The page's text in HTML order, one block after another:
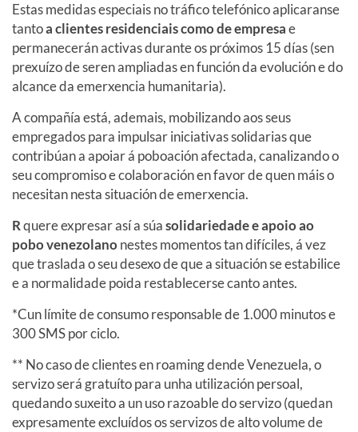
Estas medidas especiais no tráfico telefónico aplicaranse
tantoa clientes residenciais como de empresae
permanecerán activas durante os próximos 15 días (sen
prexuízo de seren ampliadas en función da evolución e do
alcance da emerxencia humanitaria).
A compañía está, ademais, mobilizando aos seus
empregados para impulsar iniciativas solidarias que
contribúan a apoiar á poboación afectada, canalizando o
seu compromiso e colaboración en favor de quen máis o
necesitan nesta situación de emerxencia.
Rquere expresar así a súasolidariedade e apoio ao
pobo venezolano nestes momentos tan difíciles, á vez
que traslada o seu desexo de que a situación se estabilice
e a normalidade poida restablecerse canto antes.
*Cun límite de consumo responsable de 1.000 minutos e
300 SMS por ciclo.
** No caso de clientes en roaming dende Venezuela, o
servizo será gratuíto para unha utilización persoal,
quedando suxeito a un uso razoable do servizo (quedan
expresamente excluídos os servizos de alto volume de